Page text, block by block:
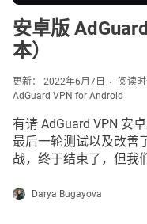
更新： 2022年6月7日 阅读
AdGuard VPN for Android
安卓版
本）
有请 AdGuard VPN 安
最后一轮测试以及改善
战，终于结束了，但我
Darya Bugayova